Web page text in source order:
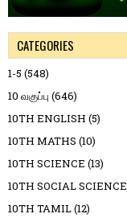
CATEGORIES
1-5 (548)
10 வகுப்பு (646)
10TH ENGLISH (5)
10TH MATHS (10)
10TH SCIENCE (13)
10TH SOCIAL SCIENCE
10TH TAMIL(12)